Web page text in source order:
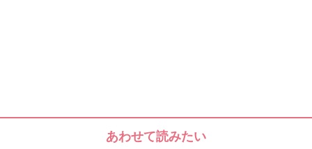
よくわかりません……どうすればいい？
あわせて読みたい